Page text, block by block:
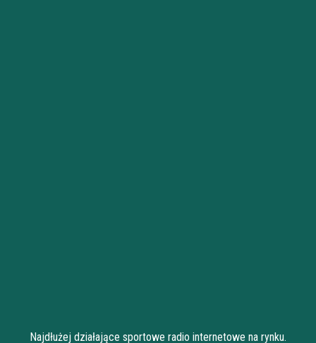
Najdłużej działające sportowe radio internetowe na rynku.